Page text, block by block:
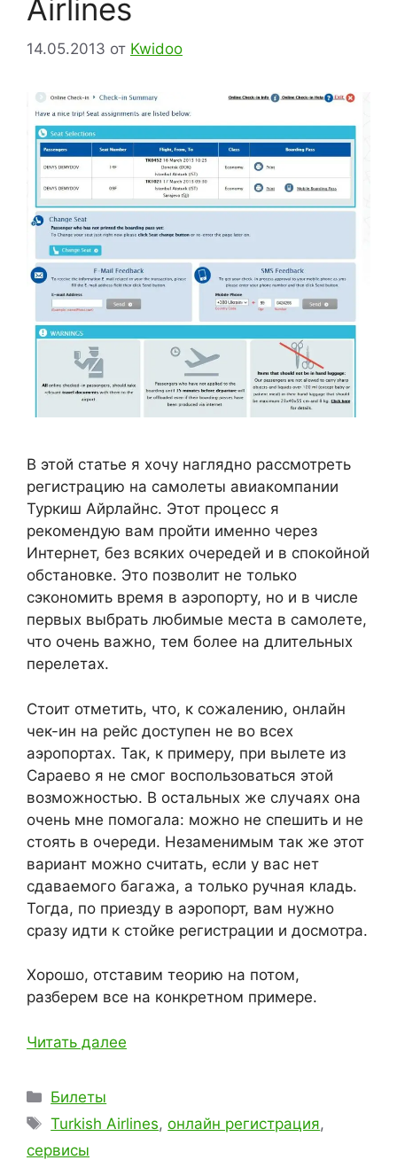
Airlines
14.05.2013 от Kwidoo
В этой статье я хочу наглядно рассмотреть
регистрацию на самолеты авиакомпании
Туркиш Айрлайнс. Этот процесс я
рекомендую вам пройти именно через
Интернет, без всяких очередей и в спокойной
обстановке. Это позволит не только
сэкономить время в аэропорту, но и в числе
первых выбрать любимые места в самолете,
что очень важно, тем более на длительных
перелетах.
Стоит отметить, что, к сожалению, онлайн
чек-ин на рейс доступен не во всех
аэропортах. Так, к примеру, при вылете из
Сараево я не смог воспользоваться этой
возможностью. В остальных же случаях она
очень мне помогала: можно не спешить и не
стоять в очереди. Незаменимым так же этот
вариант можно считать, если у вас нет
сдаваемого багажа, а только ручная кладь.
Тогда, по приезду в аэропорт, вам нужно
сразу идти к стойке регистрации и досмотра.
Хорошо, отставим теорию на потом,
разберем все на конкретном примере.
Читать далее
Рубрики
Билеты
Метки
Turkish Airlines,онлайн регистрация,
сервисы